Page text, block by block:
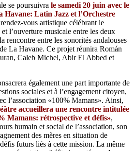
se poursuivra le samedi 20 juin avec le
Havane: Latin Jazz et l’Orchestre
vous artistique célébrant le
l’ouverture musicale entre les deux
rencontre entre les sonorités andalouses
La Havane. Ce projet réunira Román
Caleb Michel, Abir El Abbed et
également une part importante de
sociales et à l’engagement citoyen,
l’association «100% Mamans». Ainsi,
accueillera une rencontre intitulée
Mamans: rétrospective et défis»,
humain et social de l’association, son
des mères en situation de
futurs liés à cette mission. La même